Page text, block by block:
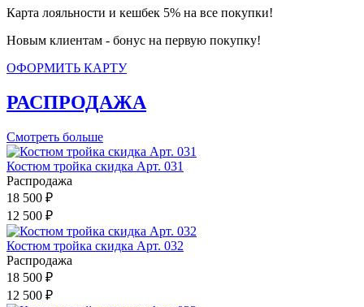
Карта лояльности и кешбек 5% на все покупки!
Новым клиентам - бонус на первую покупку!
ОФОРМИТЬ КАРТУ
РАСПРОДАЖА
Смотреть больше
Костюм тройка скидка Арт. 031
Распродажа
18 500 ₽
12 500 ₽
Костюм тройка скидка Арт. 032
Распродажа
18 500 ₽
12 500 ₽